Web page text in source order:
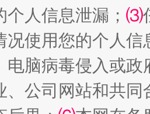
罪"
人信息泄漏； ⑶
况使用您的个人
电脑病毒侵入或
、公司网站和共